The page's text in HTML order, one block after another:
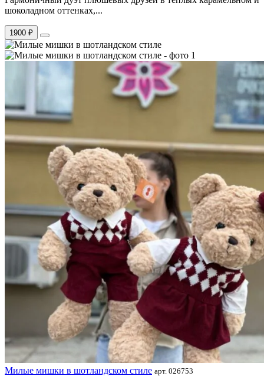
шоколадном оттенках,...
1900 ₽
Милые мишки в шотландском стиле арт. 026753